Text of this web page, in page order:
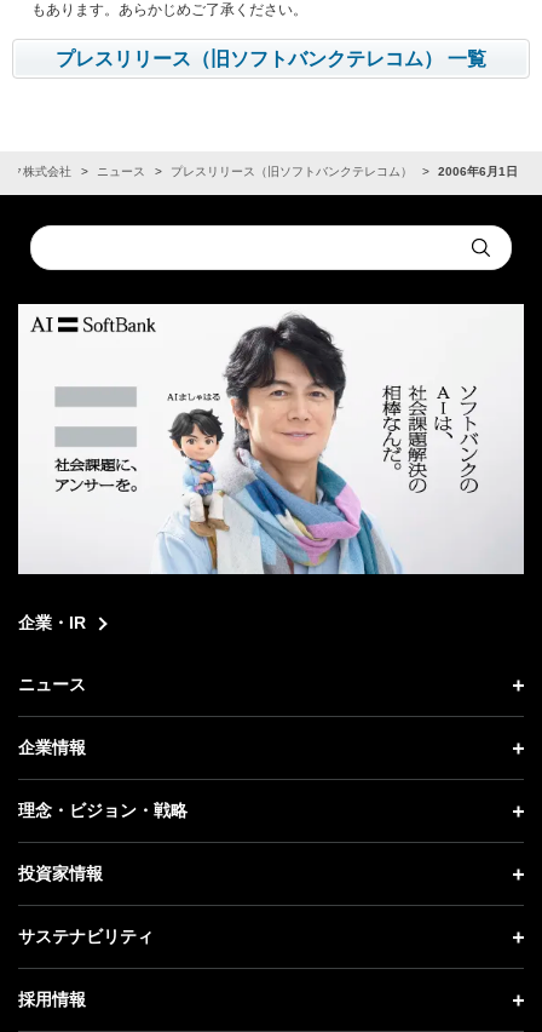
もあります。あらかじめご了承ください。
プレスリリース（旧ソフトバンクテレコム） 一覧
ク株式会社 ニュース プレスリリース（旧ソフトバンクテレコム） 2006年6月1日
Conduct
a
Submit
企業・IR
ニュース
ニュース トップ
プレスリリース
更新情報
記者説明会
企業情報
企業情報 トップ
社長メッセージ
事業紹介
ガバナンス
理念・ビジョン・戦略
理念・ビジョン・戦略 トップ
成長戦略「Activate AI for Society」
人材戦略
投資家情報
投資家情報 トップ
経営方針
サステナビリティ
サステナビリティ トップ
採用情報